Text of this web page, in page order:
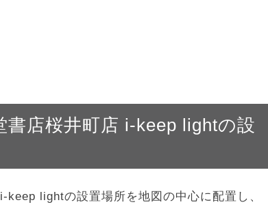
店桜井町店 i-keep lightの設
lightの設置場所を地図の中心に配置し、